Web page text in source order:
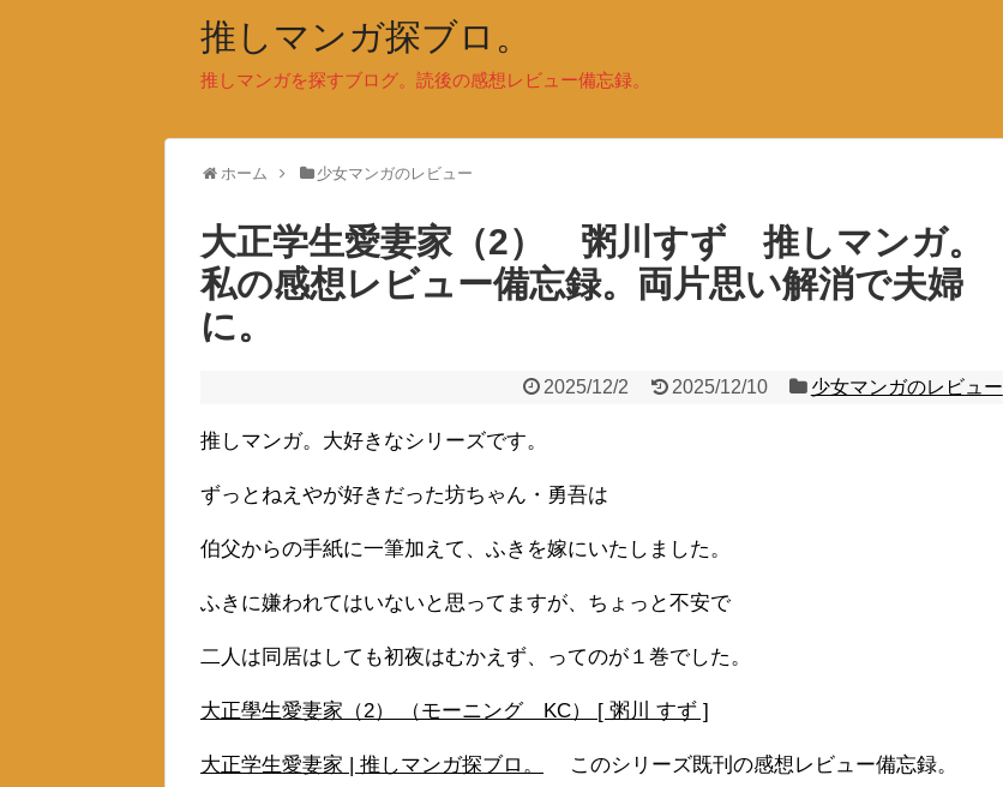
推しマンガ探ブロ。
推しマンガを探すブログ。読後の感想レビュー備忘録。
ホーム 少女マンガのレビュー
大正学生愛妻家（2） 粥川すず 推しマンガ。
私の感想レビュー備忘録。両片思い解消で夫婦
に。
2025/12/2 2025/12/10 少女マンガのレビュー
推しマンガ。大好きなシリーズです。
ずっとねえやが好きだった坊ちゃん・勇吾は
伯父からの手紙に一筆加えて、ふきを嫁にいたしました。
ふきに嫌われてはいないと思ってますが、ちょっと不安で
二人は同居はしても初夜はむかえず、ってのが１巻でした。
大正學生愛妻家（2） （モーニング KC） [ 粥川 すず ]
大正学生愛妻家 | 推しマンガ探ブロ。 このシリーズ既刊の感想レビュー備忘録。